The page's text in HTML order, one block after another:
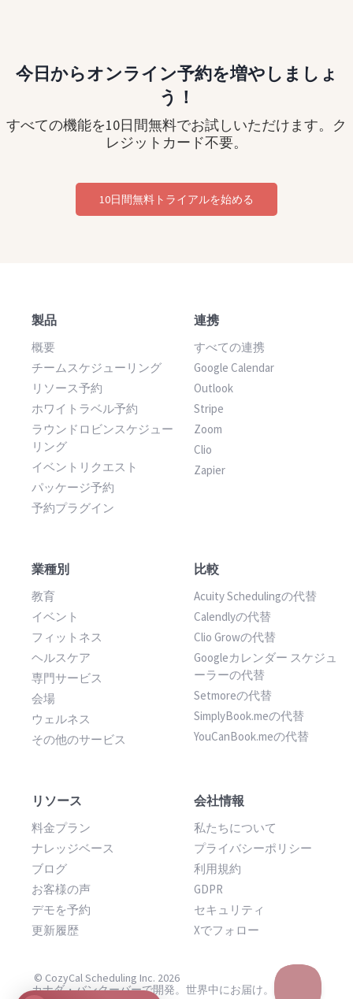
今日からオンライン予約を増やしましょ
う！
すべての機能を10日間無料でお試しいただけます。ク
レジットカード不要。
10日間無料トライアルを始める
製品
概要
チームスケジューリング
リソース予約
ホワイトラベル予約
ラウンドロビンスケジュー
リング
イベントリクエスト
パッケージ予約
予約プラグイン
連携
すべての連携
Google Calendar
Outlook
Stripe
Zoom
Clio
Zapier
業種別
教育
イベント
フィットネス
ヘルスケア
専門サービス
会場
ウェルネス
その他のサービス
比較
Acuity Schedulingの代替
Calendlyの代替
Clio Growの代替
Googleカレンダー スケジュ
ーラーの代替
Setmoreの代替
SimplyBook.meの代替
YouCanBook.meの代替
リソース
料金プラン
ナレッジベース
ブログ
お客様の声
デモを予約
更新履歴
会社情報
私たちについて
プライバシーポリシー
利用規約
GDPR
セキュリティ
Xでフォロー
© CozyCal Scheduling Inc. 2026
カナダ・バンクーバーで開発。世界中にお届け。